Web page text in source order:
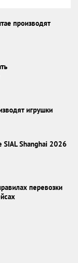
производят
игрушки
SIAL Shanghai 2026
перевозки